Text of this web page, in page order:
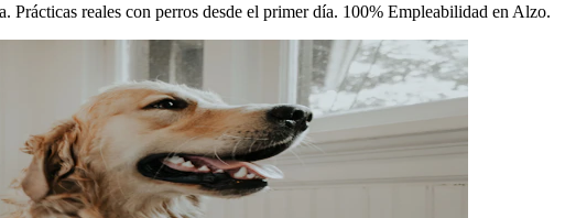
Prácticas reales con perros desde el primer día. 100% Empleabilidad en Alzo.